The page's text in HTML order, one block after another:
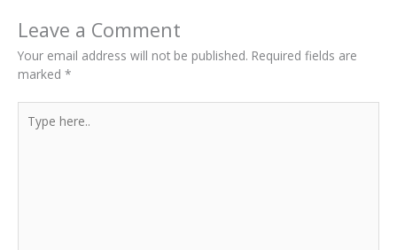
Leave a Comment
Your email address will not be published. Required fields are
marked *
here..